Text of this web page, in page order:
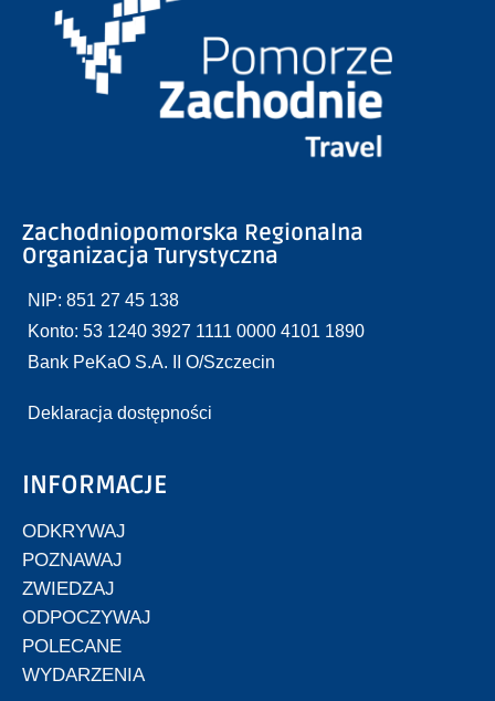
Zachodniopomorska Regionalna
Organizacja Turystyczna
NIP: 851 27 45 138
Konto: 53 1240 3927 1111 0000 4101 1890
Bank PeKaO S.A. II O/Szczecin
Deklaracja dostępności
INFORMACJE
ODKRYWAJ
POZNAWAJ
ZWIEDZAJ
ODPOCZYWAJ
POLECANE
WYDARZENIA